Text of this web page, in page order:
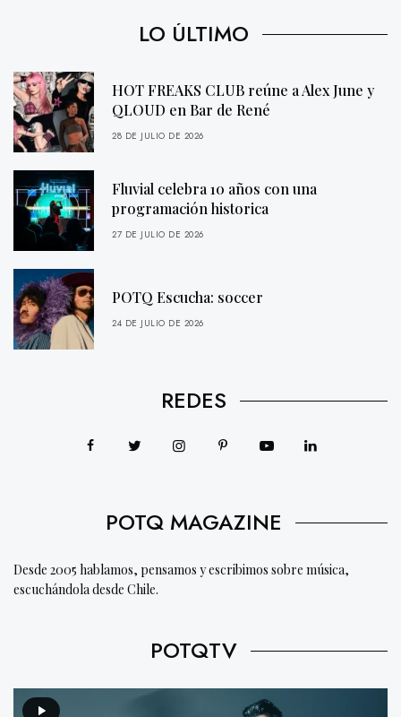
LO ÚLTIMO
HOT FREAKS CLUB reúne a Alex June y
QLOUD en Bar de René
28 DE JULIO DE 2026
Fluvial celebra 10 años con una
programación historica
27 DE JULIO DE 2026
POTQ Escucha: soccer
24 DE JULIO DE 2026
REDES
POTQ MAGAZINE
Desde 2005 hablamos, pensamos y escribimos sobre música,
escuchándola desde Chile.
POTQTV